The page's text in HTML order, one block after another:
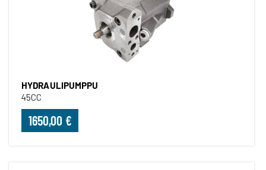
HYDRAULIPUMPPU
45CC
1650,00 €